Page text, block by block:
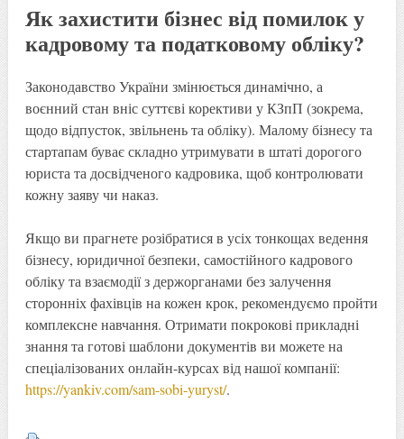
Як захистити бізнес від помилок у
кадровому та податковому обліку?
Законодавство України змінюється динамічно, а
воєнний стан вніс суттєві корективи у КЗпП (зокрема,
щодо відпусток, звільнень та обліку). Малому бізнесу та
стартапам буває складно утримувати в штаті дорогого
юриста та досвідченого кадровика, щоб контролювати
кожну заяву чи наказ.
Якщо ви прагнете розібратися в усіх тонкощах ведення
бізнесу, юридичної безпеки, самостійного кадрового
обліку та взаємодії з держорганами без залучення
сторонніх фахівців на кожен крок, рекомендуємо пройти
комплексне навчання. Отримати покрокові прикладні
знання та готові шаблони документів ви можете на
спеціалізованих онлайн-курсах від нашої компанії:
https://yankiv.com/sam-sobi-yuryst/.